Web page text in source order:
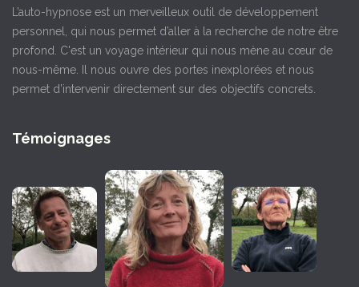
L’auto-hypnose est un merveilleux outil de développement
personnel, qui nous permet d’aller à la recherche de notre être
profond. C'est un voyage intérieur qui nous mène au cœur de
nous-même. Il nous ouvre des portes inexplorées et nous
permet d’intervenir directement sur des objectifs concrets.
Témoignages